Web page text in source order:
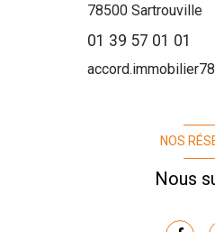
78500 Sartrouville
01 39 57 01 01
NOS
Nous